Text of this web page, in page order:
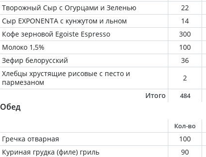
Творожный Сыр с Огурцами и Зеленью 22
Сыр EXPONENTA с кунжутом и льном
14
Кофе зерновой Egoiste Espresso
300
Молоко 1,5%
100
Зефир белорусский
36
Хлебцы хрустящие рисовые с песто и
пармезаном
2
Итого
484
Обед
Кол-во
Гречка отварная 100
Куриная грудка (филе) гриль
90